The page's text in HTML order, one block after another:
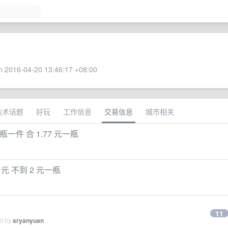
2016-04-20 13:46:17 +08:00
术话题 好玩 工作信息 交易信息 城市相关
一件 合 1.77 元一瓶
不到 2 元一瓶
bysryanyuan
11